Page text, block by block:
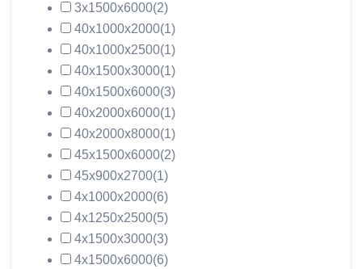
3х1500х6000(2)
40х1000х2000(1)
40х1000х2500(1)
40х1500х3000(1)
40х1500х6000(3)
40х2000х6000(1)
40х2000х8000(1)
45х1500х6000(2)
45х900х2700(1)
4х1000х2000(6)
4х1250х2500(5)
4х1500х3000(3)
4х1500х6000(6)